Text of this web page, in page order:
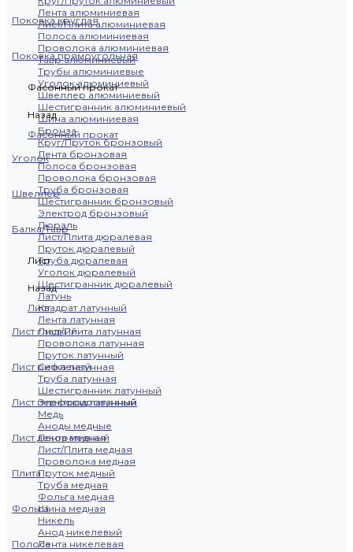
Лента алюминиевая
Лист/Плита алюминиевая
Полоса алюминиевая
Проволока алюминиевая
Тавр алюминиевый
Трубы алюминиевые
Уголок алюминиевый
Швеллер алюминиевый
Шестигранник алюминиевый
Шина алюминиевая
Бронза
Круг/Пруток бронзовый
Лента бронзовая
Полоса бронзовая
Проволока бронзовая
Труба бронзовая
Шестигранник бронзовый
Электрод бронзовый
Дюраль
Лист/Плита дюралевая
Пруток дюралевый
Труба дюралевая
Уголок дюралевый
Шестигранник дюралевый
Латунь
Квадрат латунный
Лента латунная
Лист/Плита латунная
Проволока латунная
Пруток латунный
Сетка латунная
Труба латунная
Шестигранник латунный
Электрод латунный
Медь
Аноды медные
Лента медная
Лист/Плита медная
Проволока медная
Пруток медный
Труба медная
Фольга медная
Шина медная
Никель
Анод никелевый
Лента никелевая
Поковка круглая
Поковка прямоугольная
Фасонный прокат
Назад
Фасонный прокат
Уголок
Швеллер
Балка/Тавр
Лист
Назад
Лист
Лист гладкий
Лист рифленый
Лист перфорированный
Лист декоративный
Плита
Фольга
Полоса